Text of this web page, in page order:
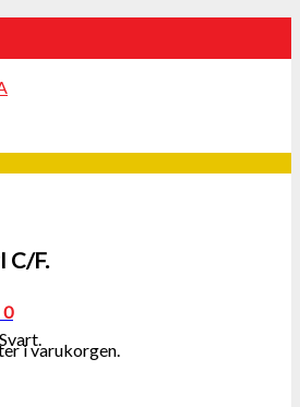
0
i varukorgen.
C/F.